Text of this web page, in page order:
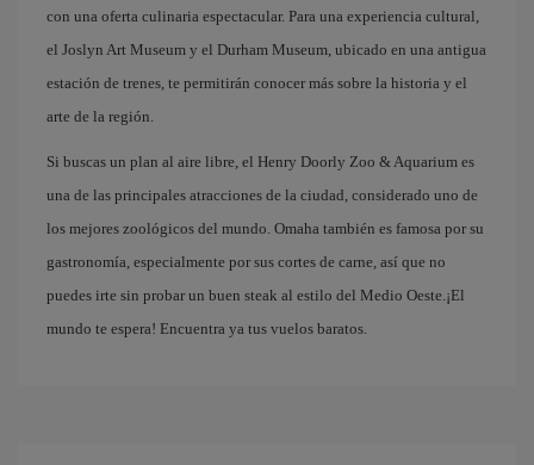
con una oferta culinaria espectacular. Para una experiencia cultural,
el Joslyn Art Museum y el Durham Museum, ubicado en una antigua
estación de trenes, te permitirán conocer más sobre la historia y el
arte de la región.
Si buscas un plan al aire libre, el Henry Doorly Zoo & Aquarium es
una de las principales atracciones de la ciudad, considerado uno de
los mejores zoológicos del mundo. Omaha también es famosa por su
gastronomía, especialmente por sus cortes de carne, así que no
puedes irte sin probar un buen steak al estilo del Medio Oeste.¡El
mundo te espera! Encuentra ya tus vuelos baratos.